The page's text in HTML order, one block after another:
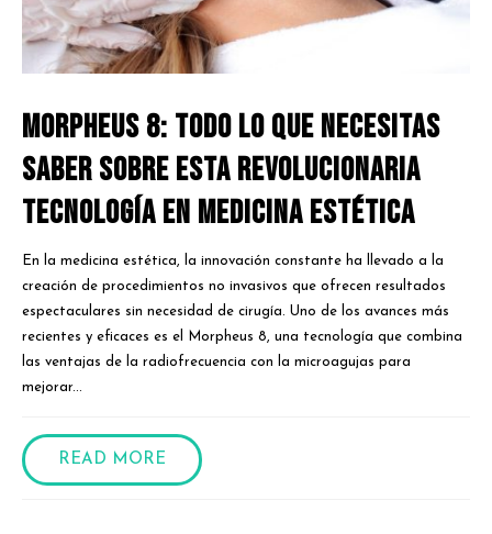
Morpheus 8: Todo lo que Necesitas
Saber sobre Esta Revolucionaria
Tecnología en Medicina Estética
En la medicina estética, la innovación constante ha llevado a la
creación de procedimientos no invasivos que ofrecen resultados
espectaculares sin necesidad de cirugía. Uno de los avances más
recientes y eficaces es el Morpheus 8, una tecnología que combina
las ventajas de la radiofrecuencia con la microagujas para
mejorar...
READ MORE